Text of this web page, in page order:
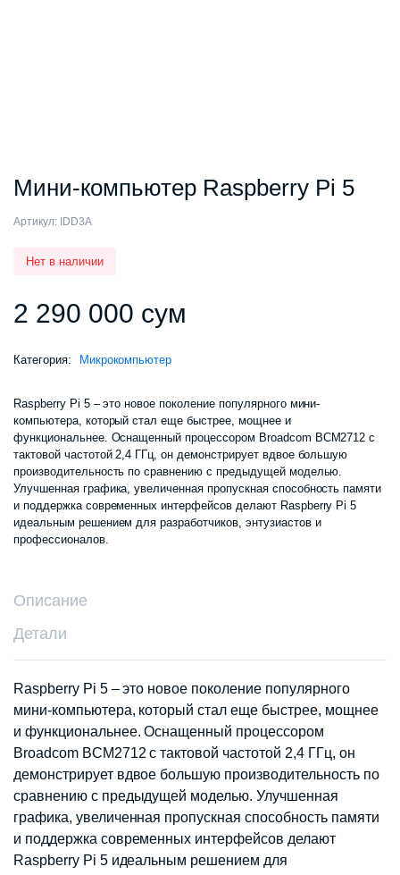
Мини-компьютер Raspberry Pi 5
Артикул: IDD3A
Нет в наличии
2 290 000 сум
Категория: Микрокомпьютер
Raspberry Pi 5 – это новое поколение популярного мини-
компьютера, который стал еще быстрее, мощнее и
функциональнее. Оснащенный процессором Broadcom BCM2712 с
тактовой частотой 2,4 ГГц, он демонстрирует вдвое большую
производительность по сравнению с предыдущей моделью.
Улучшенная графика, увеличенная пропускная способность памяти
и поддержка современных интерфейсов делают Raspberry Pi 5
идеальным решением для разработчиков, энтузиастов и
профессионалов.
Описание
Детали
Raspberry Pi 5 – это новое поколение популярного
мини-компьютера, который стал еще быстрее, мощнее
и функциональнее. Оснащенный процессором
Broadcom BCM2712 с тактовой частотой 2,4 ГГц, он
демонстрирует вдвое большую производительность по
сравнению с предыдущей моделью. Улучшенная
графика, увеличенная пропускная способность памяти
и поддержка современных интерфейсов делают
Raspberry Pi 5 идеальным решением для